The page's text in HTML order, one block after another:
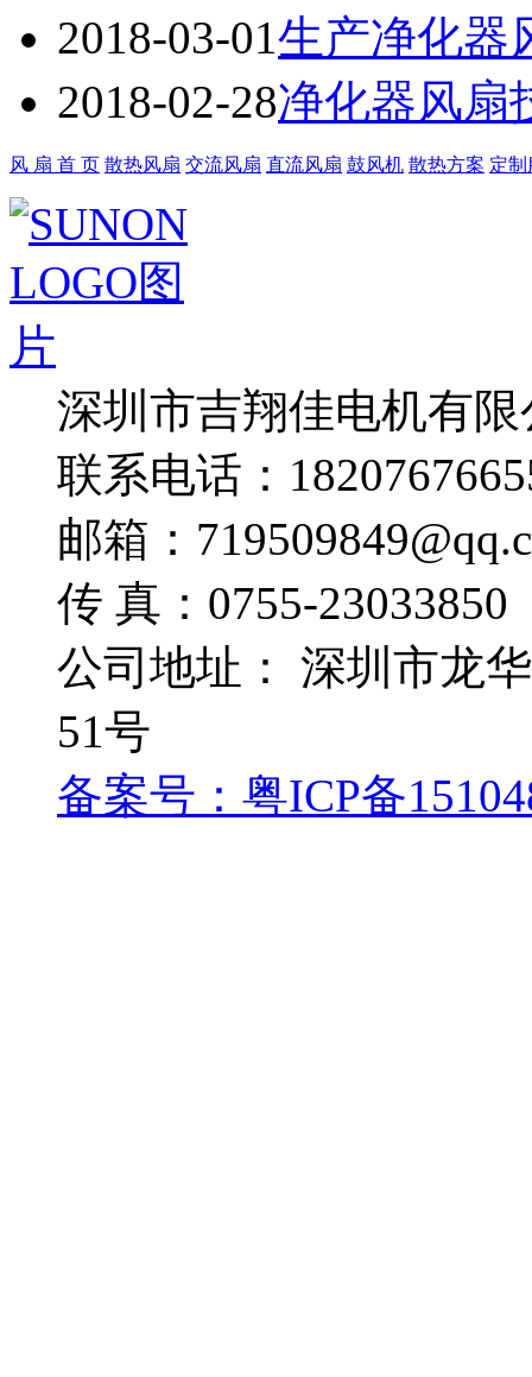
2018-03-01生产净化器
2018-02-28净化器风扇
风 扇 首 页 散热风扇 交流风扇 直流风扇 鼓风机 散热方案 定制
深圳市吉翔佳电机有
联系电话：
邮箱：
传 真：0755-23033850
公司地址： 深圳市龙
51号
备案号：粤ICP备